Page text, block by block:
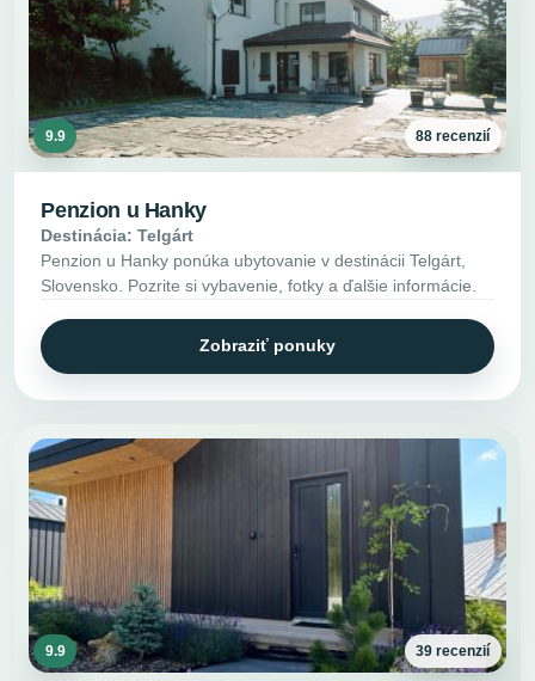
9.9 88 recenzií
Penzion u Hanky
Destinácia: Telgárt
Penzion u Hanky ponúka ubytovanie v destinácii Telgárt,
Slovensko. Pozrite si vybavenie, fotky a ďalšie informácie.
Zobraziť ponuky
9.9 39 recenzií